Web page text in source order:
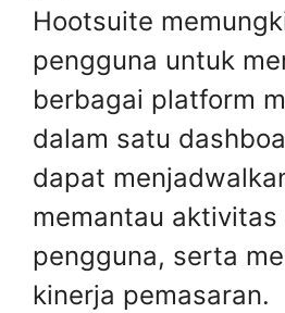
Hootsuite
pengguna untuk
berbagai platform
dalam satu
dapat
memantau
pengguna, serta
kinerja pemasaran.